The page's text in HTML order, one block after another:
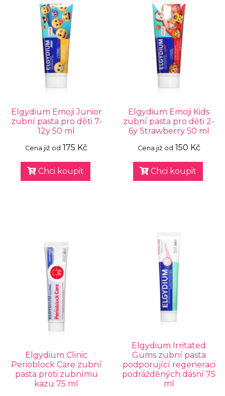
Elgydium Emoji Junior
zubní pasta pro děti 7-
12y 50 ml
Cena již od 175 Kč
Chci koupit
Elgydium Emoji Kids
zubní pasta pro děti 2-
6y Strawberry 50 ml
Cena již od 150 Kč
Chci koupit
Elgydium Clinic
Perioblock Care zubní
pasta proti zubnímu
kazu 75 ml
Elgydium Irritated
Gums zubní pasta
podporující regeneraci
podrážděných dásní 75
ml